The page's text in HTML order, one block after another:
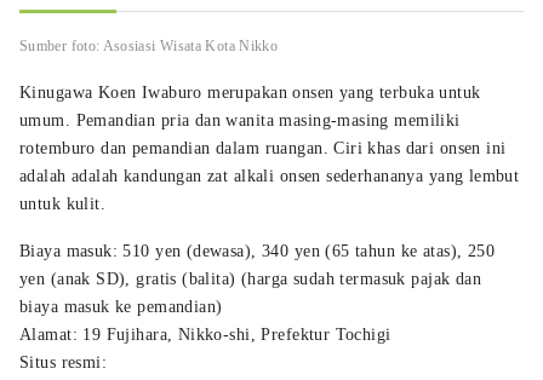
Sumber foto: Asosiasi Wisata Kota Nikko
Kinugawa Koen Iwaburo merupakan onsen yang terbuka untuk
umum. Pemandian pria dan wanita masing-masing memiliki
rotemburo dan pemandian dalam ruangan. Ciri khas dari onsen ini
adalah adalah kandungan zat alkali onsen sederhananya yang lembut
untuk kulit.
Biaya masuk: 510 yen (dewasa), 340 yen (65 tahun ke atas), 250
yen (anak SD), gratis (balita) (harga sudah termasuk pajak dan
biaya masuk ke pemandian)
Alamat: 19 Fujihara, Nikko-shi, Prefektur Tochigi
Situs resmi: